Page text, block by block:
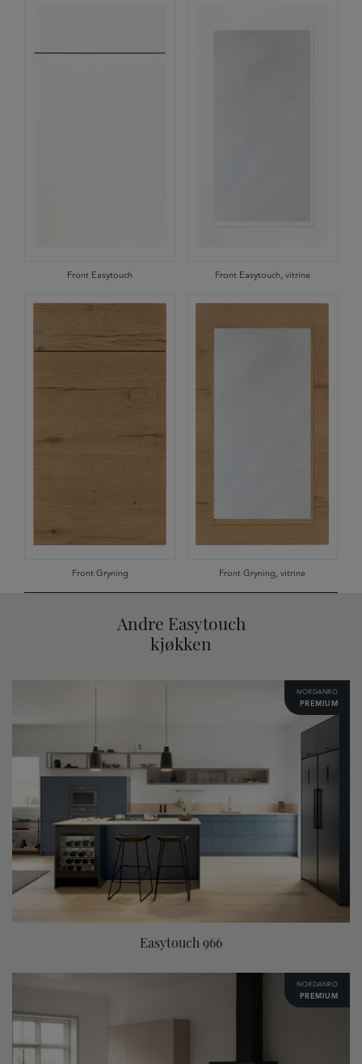
Front Easytouch Front Easytouch, vitrine
Front Gryning Front Gryning, vitrine
Andre Easytouch
kjøkken
NORDANRO
PREMIUM
Easytouch 966
NORDANRO
PREMIUM